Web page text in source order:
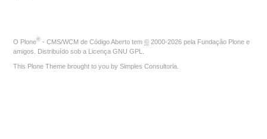
O Plone® - CMS/WCM de Código Aberto tem © 2000-2026 pela Fundação Plone e
amigos. Distribuído sob a Licença GNU GPL
This Plone Theme brought to you by Simples Consultoria